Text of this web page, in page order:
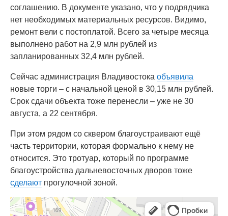
соглашению. В документе указано, что у подрядчика
нет необходимых материальных ресурсов. Видимо,
ремонт вели с постоплатой. Всего за четыре месяца
выполнено работ на 2,9 млн рублей из
запланированных 32,4 млн рублей.
Сейчас администрация Владивостока объявила
новые торги – с начальной ценой в 30,15 млн рублей.
Срок сдачи объекта тоже перенесли – уже не 30
августа, а 22 сентября.
При этом рядом со сквером благоустраивают ещё
часть территории, которая формально к нему не
относится. Это тротуар, который по программе
благоустройства дальневосточных дворов тоже
сделают прогулочной зоной.